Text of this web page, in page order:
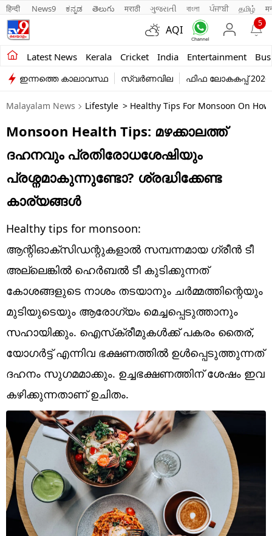
हिन्दी News9 ಕನ್ನಡ తెలుగు मराठी ગુજરાતી বাংলা ਪੰਜਾਬੀ தமிழ்
AQI
5
Latest News Kerala Cricket India Entertainment
Kerala
India
Entertainment
Business
Education
Sports
Lifestyle
world
Technology
Religion
Web Story
Photo
Short Videos
ഇന്നത്തെ കാലാവസ്ഥ സ്വർണവില ഫിഫ ലോകകപ്പ് 2026
Malayalam News Lifestyle > Healthy Tips For Monsoon On
Monsoon Health Tips: മഴക്കാലത്ത്
ദഹനവും പ്രതിരോധശേഷിയും
പ്രശ്നമാകുന്നുണ്ടോ? ശ്രദ്ധിക്കേണ്ട
കാര്യങ്ങൾ
Healthy tips for monsoon:
ആന്റിഓക്‌സിഡന്റുകളാൽ സമ്പന്നമായ ഗ്രീൻ ടീ
അല്ലെങ്കിൽ ഹെർബൽ ടീ കുടിക്കുന്നത്
കോശങ്ങളുടെ നാശം തടയാനും ചർമ്മത്തിന്റെയും
മുടിയുടെയും ആരോഗ്യം മെച്ചപ്പെടുത്താനും
സഹായിക്കും. ഐസ്‌ക്രീമുകൾക്ക് പകരം തൈര്,
യോഗർട്ട് എന്നിവ ഭക്ഷണത്തിൽ ഉൾപ്പെടുത്തുന്നത്
ദഹനം സുഗമമാക്കും. ഉച്ചഭക്ഷണത്തിന് ശേഷം ഇവ
കഴിക്കുന്നതാണ് ഉചിതം.